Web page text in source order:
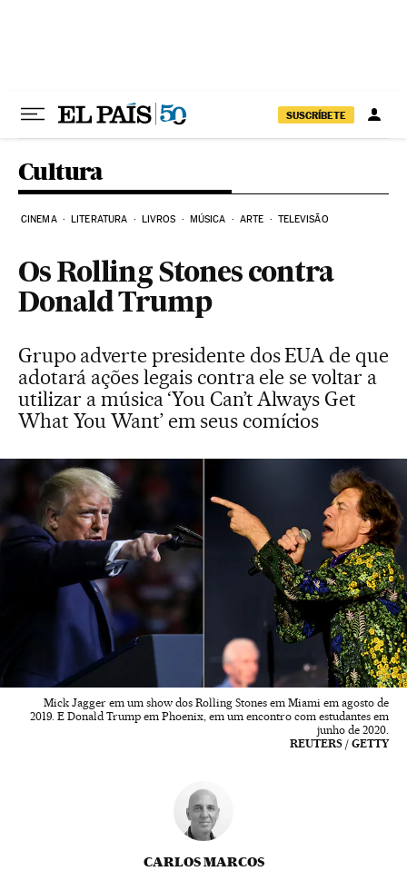
SUSCRÍBETE
Cultura
CINEMA LITERATURA LIVROS MÚSICA ARTE TELEVISÃO
Os Rolling Stones contra
Donald Trump
Grupo adverte presidente dos EUA de que
adotará ações legais contra ele se voltar a
utilizar a música ‘You Can’t Always Get
What You Want’ em seus comícios
Mick Jagger em um show dos Rolling Stones em Miami em agosto de
2019. E Donald Trump em Phoenix, em um encontro com estudantes em
junho de 2020.
REUTERS / GETTY
CARLOS MARCOS